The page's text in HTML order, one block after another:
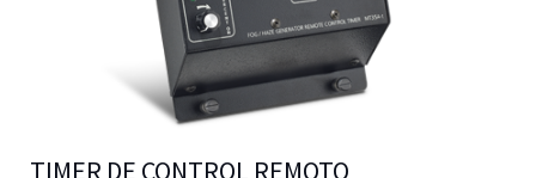
TIMER DE CONTROL REMOTO